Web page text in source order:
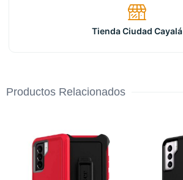
Tienda Ciudad Cayalá
Productos Relacionados